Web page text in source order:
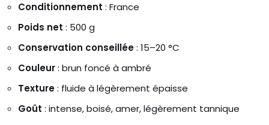
Conditionnement : France
Poids net : 500 g
Conservation conseillée: 15–20 °C
Couleur: brun foncé à ambré
Texture: fluide à légèrement épaisse
Goût : intense, boisé, amer, légèrement tannique